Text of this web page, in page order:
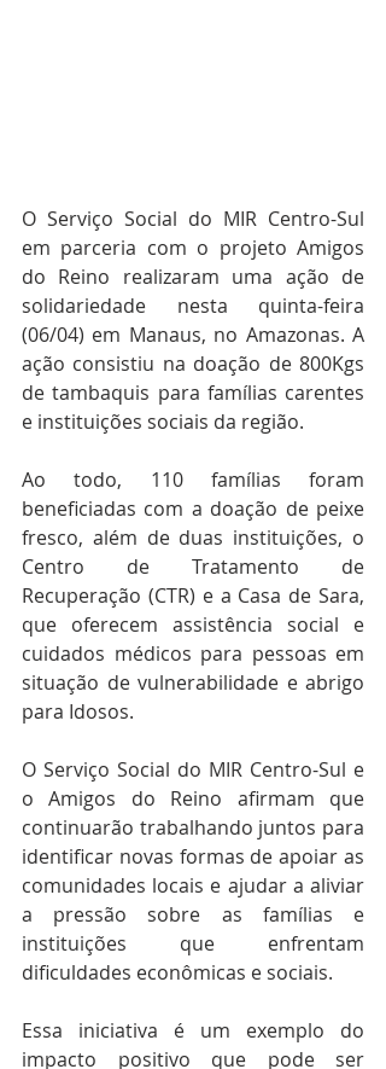
O Serviço Social do MIR Centro-Sul
em parceria com o projeto Amigos
do Reino realizaram uma ação de
solidariedade nesta quinta-feira
(06/04) em Manaus, no Amazonas. A
ação consistiu na doação de 800Kgs
de tambaquis para famílias carentes
e instituições sociais da região.
Ao todo, 110 famílias foram
beneficiadas com a doação de peixe
fresco, além de duas instituições, o
Centro de Tratamento de
Recuperação (CTR) e a Casa de Sara,
que oferecem assistência social e
cuidados médicos para pessoas em
situação de vulnerabilidade e abrigo
para Idosos.
O Serviço Social do MIR Centro-Sul e
o Amigos do Reino afirmam que
continuarão trabalhando juntos para
identificar novas formas de apoiar as
comunidades locais e ajudar a aliviar
a pressão sobre as famílias e
instituições que enfrentam
dificuldades econômicas e sociais.
Essa iniciativa é um exemplo do
impacto positivo que pode ser